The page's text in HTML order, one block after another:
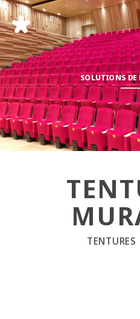
SOLUTIONS DE
TENTURES